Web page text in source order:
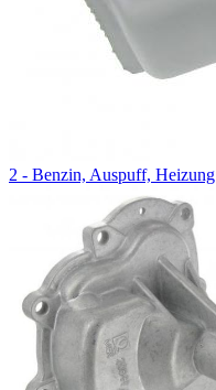
2 - Benzin, Auspuff, Heizung